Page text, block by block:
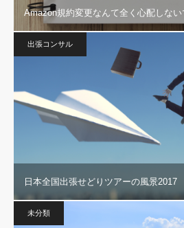
Amazon規約変更なんて全く心配しない
出張コンサル
日本全国出張せどりツアーの風景2017
未分類